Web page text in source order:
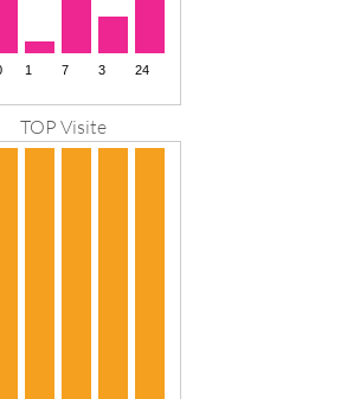
TOP Visite